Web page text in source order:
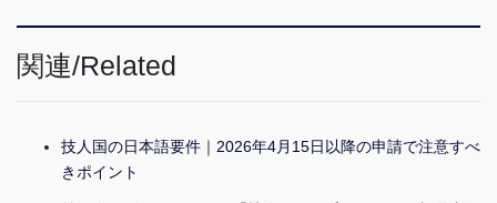
関連/Related
技人国の日本語要件｜2026年4月15日以降の申請で注意すべ
きポイント